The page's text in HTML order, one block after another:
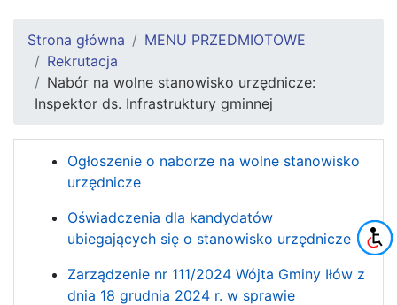
Strona główna
MENU PRZEDMIOTOWE
Rekrutacja
Nabór na wolne stanowisko urzędnicze:
Inspektor ds. Infrastruktury gminnej
Ogłoszenie o naborze na wolne stanowisko
urzędnicze
Oświadczenia dla kandydatów
ubiegających się o stanowisko urzędnicze
Zarządzenie nr 111/2024 Wójta Gminy Iłów z
dnia 18 grudnia 2024 r. w sprawie